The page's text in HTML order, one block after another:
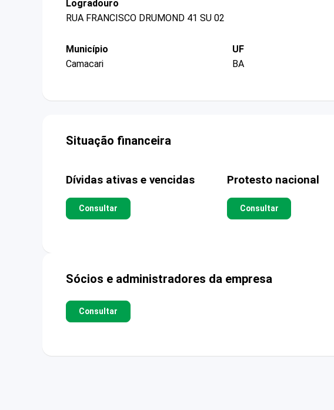
Logradouro
RUA FRANCISCO DRUMOND 41 SU 02
Município
Camacari
UF
BA
Situação financeira
Dívidas ativas e vencidas
Consultar
Protesto nacional
Consultar
Sócios e administradores da empresa
Consultar